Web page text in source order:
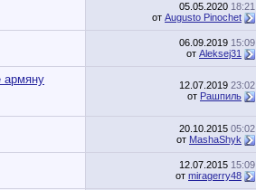
05.05.2020 18:21
от Augusto Pinochet
06.09.2019 15:09
от Aleksej31
армяну
12.07.2019 23:02
от Рашпиль
20.10.2015 05:02
от MashaShyk
12.07.2015 15:09
от miragerry48